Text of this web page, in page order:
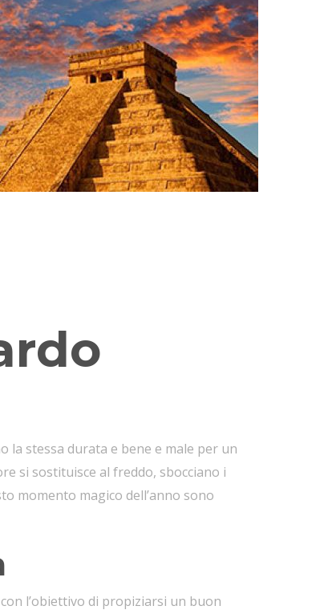
la stessa durata e bene e male per un
si sostituisce al freddo, sbocciano i
momento magico dell’anno sono
l’obiettivo di propiziarsi un buon